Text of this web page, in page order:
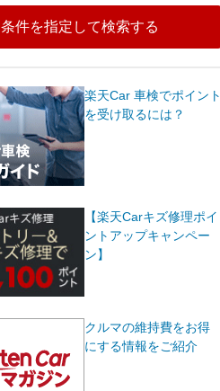
条件を指定して検索する
楽天Car 車検でポイント
を受け取るには？
【楽天Carキズ修理ポイ
ントアップキャンペー
ン】
クルマの維持費をお得
にする情報をご紹介